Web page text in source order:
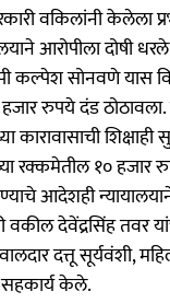
वकिलांनी केलेला
आरोपीला दोषी
कल्पेश सोनवणे यास
रुपये दंड
कारावासाची
रक्कमेतील १० हजार
आदेशही
देवेंद्रसिंह तवर
दत्तू सूर्यवंशी,
केले.